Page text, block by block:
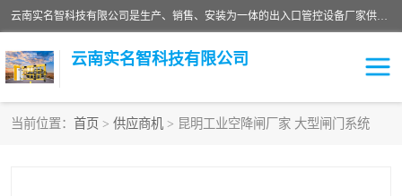
云南实名智科技有限公司是生产、销售、安装为一体的出入口管控设备厂家供应商。主营:电动伸缩门、道闸、广告道闸、重型空降闸、车牌识别、门禁通道、升降柱、岗亭、旗杆等智能设备。主营产品: 电动伸缩门,道闸门禁,车牌识别 生产、销售、安装为一体的出入口管控设备厂家源头供应商。
云南实名智科技有限公司
当前位置： 首页 > 供应商机 > 昆明工业空降闸厂家 大型闸门系统